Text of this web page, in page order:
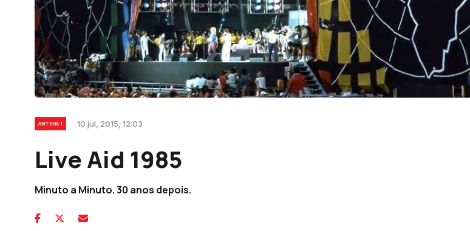
ANTENA 1 10 jul, 2015, 12:03
Live Aid 1985
Minuto a Minuto. 30 anos depois.